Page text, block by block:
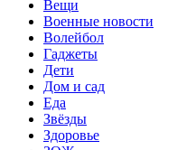
Вещи
Военные новости
Волейбол
Гаджеты
Дети
Дом и сад
Еда
Звёзды
Здоровье